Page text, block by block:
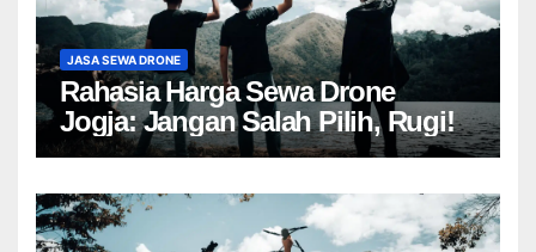
JASA SEWA DRONE
Rahasia Harga Sewa Drone
Jogja: Jangan Salah Pilih, Rugi!